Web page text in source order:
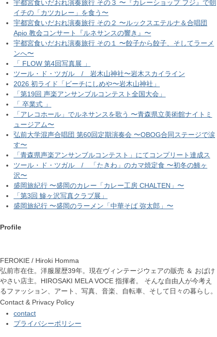
宇都宮食いだおれ演奏旅行 その３ 〜『カレーショップ フジ』で朝
イチの「カツカレー」を食う〜
宇都宮食いだおれ演奏旅行 その２ 〜ルックスエテルナ＆合唱団
Apio 教会コンサート『ルネサンスの響き』〜
宇都宮食いだおれ演奏旅行 その１ 〜餃子から餃子、そしてラーメ
ンへ〜
「 FLOW 第4回写真展 」
ツール・ド・ツガル / 岩木山神社〜岩木スカイライン
2026 初ライド「ビーチにしめや〜岩木山神社」
「第19回 声楽アンサンブルコンテスト全国大会」
「 卒業式 」
「アレコホール」でルネサンスを歌う 〜青森県立美術館ナイトミ
ュージアム〜
弘前大学混声合唱団 第60回定期演奏会 〜OBOG合同ステージで涙
す〜
「青森県声楽アンサンブルコンテスト」にてコンプリート達成ス
ツール・ド・ツガル / 「たきわ」のカマ焼定食 〜初冬の鯵ヶ
沢〜
盛岡旅紀行 〜盛岡のカレー「カレー工房 CHALTEN」〜
「第3回 鰺ヶ沢写真クラブ展」
盛岡旅紀行 〜盛岡のラーメン「中華そば 弥太郎」〜
Profile
FEROKIE / Hiroki Homma
弘前市在住。洋服屋歴39年。現在ヴィンテージウェアの販売 ＆ おばけ
やさい店主。HIROSAKI MELA VOCE 指揮者。 そんな自由人が今考え
るファッション、アート、写真、音楽、自転車、そして日々の暮らし。
Contact & Privacy Policy
contact
プライバシーポリシー